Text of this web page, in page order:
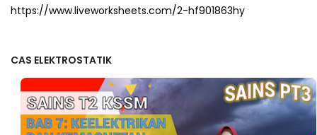
https://www.liveworksheets.com/2-hf901863hy
CAS ELEKTROSTATIK